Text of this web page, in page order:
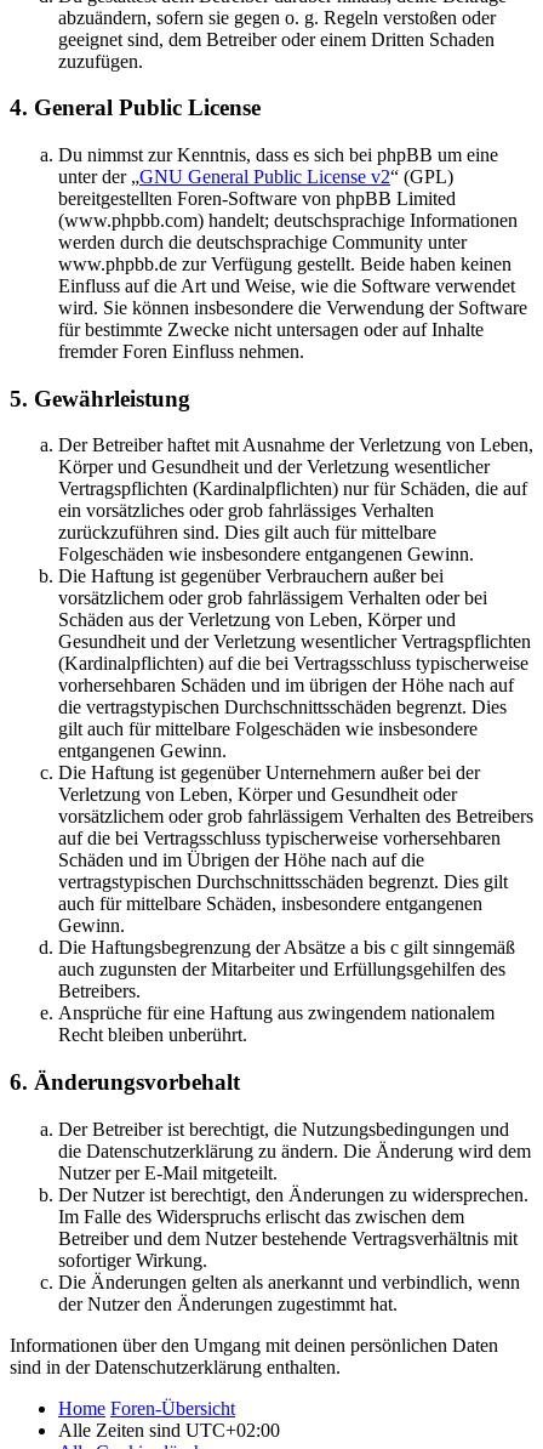
abzuändern, sofern sie gegen o. g. Regeln verstoßen oder
geeignet sind, dem Betreiber oder einem Dritten Schaden
zuzufügen.
4. General Public License
Du nimmst zur Kenntnis, dass es sich bei phpBB um eine
unter der „GNU General Public License v2“ (GPL)
bereitgestellten Foren-Software von phpBB Limited
(www.phpbb.com) handelt; deutschsprachige Informationen
werden durch die deutschsprachige Community unter
www.phpbb.de zur Verfügung gestellt. Beide haben keinen
Einfluss auf die Art und Weise, wie die Software verwendet
wird. Sie können insbesondere die Verwendung der Software
für bestimmte Zwecke nicht untersagen oder auf Inhalte
fremder Foren Einfluss nehmen.
5. Gewährleistung
Der Betreiber haftet mit Ausnahme der Verletzung von Leben,
Körper und Gesundheit und der Verletzung wesentlicher
Vertragspflichten (Kardinalpflichten) nur für Schäden, die auf
ein vorsätzliches oder grob fahrlässiges Verhalten
zurückzuführen sind. Dies gilt auch für mittelbare
Folgeschäden wie insbesondere entgangenen Gewinn.
Die Haftung ist gegenüber Verbrauchern außer bei
vorsätzlichem oder grob fahrlässigem Verhalten oder bei
Schäden aus der Verletzung von Leben, Körper und
Gesundheit und der Verletzung wesentlicher Vertragspflichten
(Kardinalpflichten) auf die bei Vertragsschluss typischerweise
vorhersehbaren Schäden und im übrigen der Höhe nach auf
die vertragstypischen Durchschnittsschäden begrenzt. Dies
gilt auch für mittelbare Folgeschäden wie insbesondere
entgangenen Gewinn.
Die Haftung ist gegenüber Unternehmern außer bei der
Verletzung von Leben, Körper und Gesundheit oder
vorsätzlichem oder grob fahrlässigem Verhalten des Betreibers
auf die bei Vertragsschluss typischerweise vorhersehbaren
Schäden und im Übrigen der Höhe nach auf die
vertragstypischen Durchschnittsschäden begrenzt. Dies gilt
auch für mittelbare Schäden, insbesondere entgangenen
Gewinn.
Die Haftungsbegrenzung der Absätze a bis c gilt sinngemäß
auch zugunsten der Mitarbeiter und Erfüllungsgehilfen des
Betreibers.
Ansprüche für eine Haftung aus zwingendem nationalem
Recht bleiben unberührt.
6. Änderungsvorbehalt
Der Betreiber ist berechtigt, die Nutzungsbedingungen und
die Datenschutzerklärung zu ändern. Die Änderung wird dem
Nutzer per E-Mail mitgeteilt.
Der Nutzer ist berechtigt, den Änderungen zu widersprechen.
Im Falle des Widerspruchs erlischt das zwischen dem
Betreiber und dem Nutzer bestehende Vertragsverhältnis mit
sofortiger Wirkung.
Die Änderungen gelten als anerkannt und verbindlich, wenn
der Nutzer den Änderungen zugestimmt hat.
Informationen über den Umgang mit deinen persönlichen Daten
sind in der Datenschutzerklärung enthalten.
Home Foren-Übersicht
Alle Zeiten sind UTC+02:00